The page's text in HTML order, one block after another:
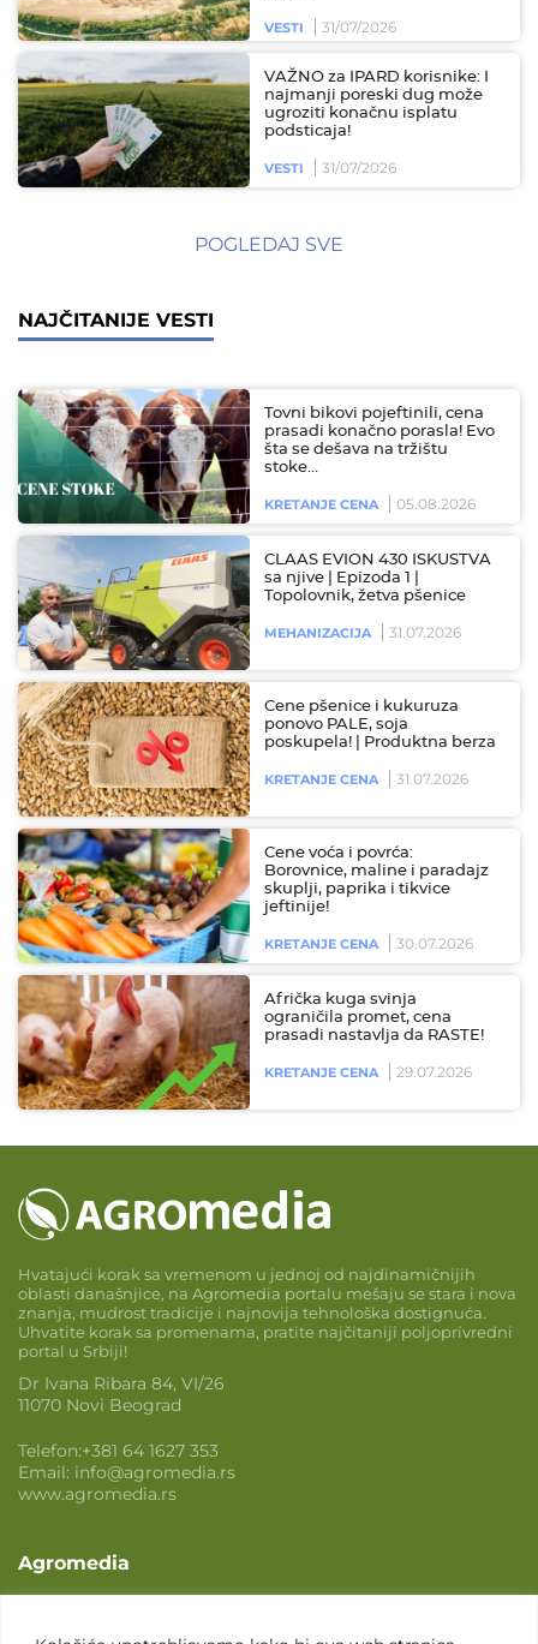
VESTI 31/07/2026
VAŽNO za IPARD korisnike: I
najmanji poreski dug može
ugroziti konačnu isplatu
podsticaja!
VESTI 31/07/2026
POGLEDAJ SVE
NAJČITANIJE VESTI
Tovni bikovi pojeftinili, cena
prasadi konačno porasla! Evo
šta se dešava na tržištu
stoke…
KRETANJE CENA 05.08.2026
CLAAS EVION 430 ISKUSTVA
sa njive | Epizoda 1 |
Topolovnik, žetva pšenice
MEHANIZACIJA 31.07.2026
Cene pšenice i kukuruza
ponovo PALE, soja
poskupela! | Produktna berza
KRETANJE CENA 31.07.2026
Cene voća i povrća:
Borovnice, maline i paradajz
skuplji, paprika i tikvice
jeftinije!
KRETANJE CENA 30.07.2026
Afrička kuga svinja
ograničila promet, cena
prasadi nastavlja da RASTE!
KRETANJE CENA 29.07.2026
Hvatajući korak sa vremenom u jednoj od najdinamičnijih
oblasti današnjice, na Agromedia portalu mešaju se stara i nova
znanja, mudrost tradicije i najnovija tehnološka dostignuća.
Uhvatite korak sa promenama, pratite najčitaniji poljoprivredni
portal u Srbiji!
Dr Ivana Ribara 84, VI/26
11070 Novi Beograd
Telefon:+381 64 1627 353
Email: info@agromedia.rs
www.agromedia.rs
Agromedia